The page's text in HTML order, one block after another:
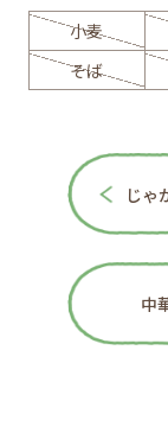
小麦
そば
じゃ
中